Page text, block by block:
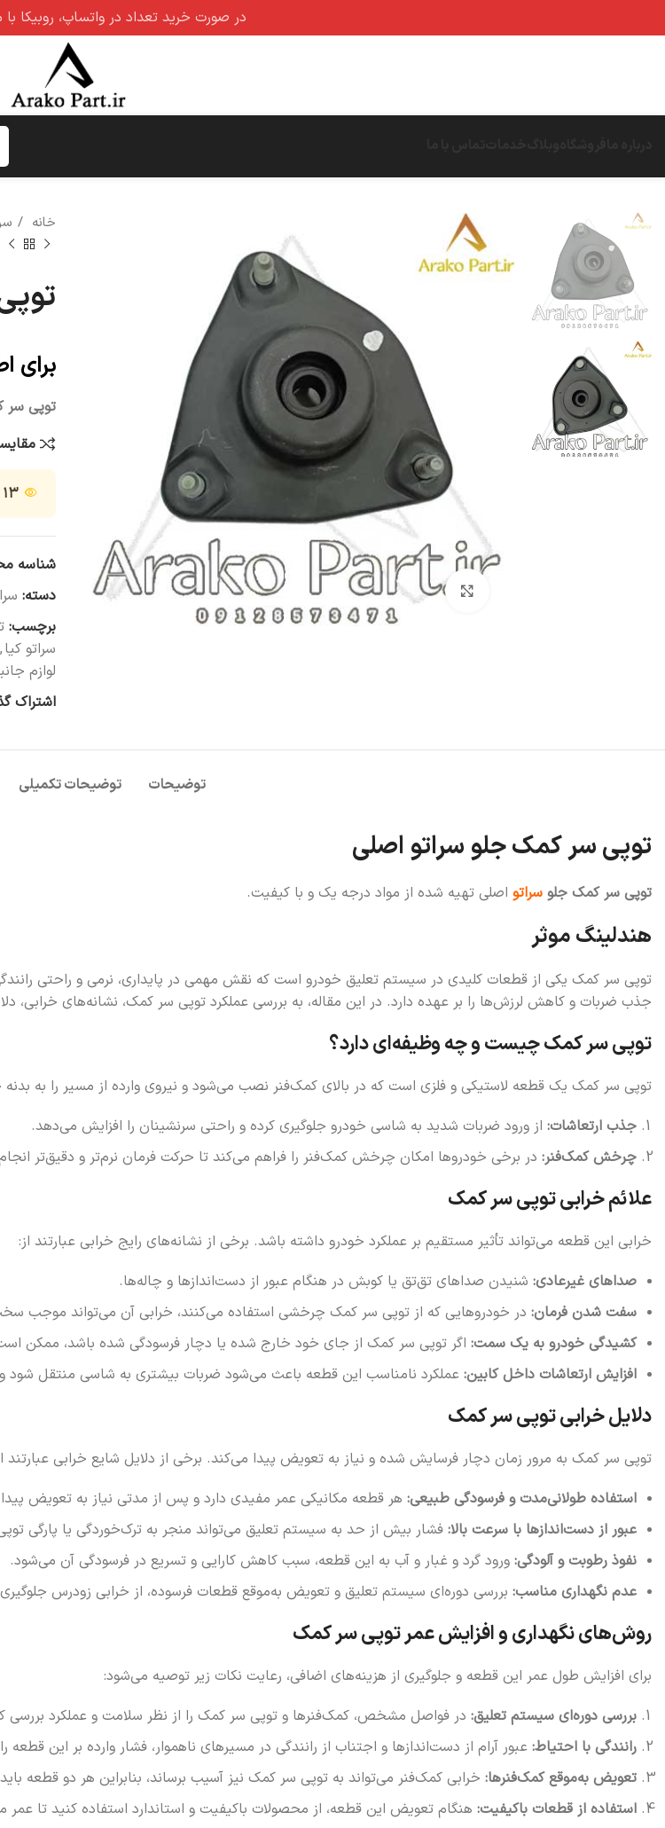
برای بزرگنمایی کلیک کنید
خانه
برای
توپی سر
۱۳
شناسه
دسته:
برچسب:
سراتو کیا,
لوازم
اشتراک
توضیحات توضیحات تکمیلی
توپی سر کمک جلو سراتو اصلی
توپی سر کمک جلو سراتو اصلی تهیه شده از مواد درجه یک و با کیفیت.
هندلینگ موثر
توپی سر کمک یکی از قطعات کلیدی در سیستم تعلیق خودرو است که نقش مهمی در پایداری، نرمی و راحتی
جذب ضربات و کاهش لرزش‌ها را بر عهده دارد. در این مقاله، به بررسی عملکرد توپی سر کمک، نشانه‌های
توپی سر کمک چیست و چه وظیفه‌ای دارد؟
توپی سر کمک یک قطعه لاستیکی و فلزی است که در بالای کمک‌فنر نصب می‌شود و نیروی وارده از مسیر را به
جذب ارتعاشات: از ورود ضربات شدید به شاسی خودرو جلوگیری کرده و راحتی سرنشینان را افزایش می‌دهد.
چرخش کمک‌فنر: در برخی خودروها امکان چرخش کمک‌فنر را فراهم می‌کند تا حرکت فرمان نرم‌تر و دقیق‌تر
علائم خرابی توپی سر کمک
خرابی این قطعه می‌تواند تأثیر مستقیم بر عملکرد خودرو داشته باشد. برخی از نشانه‌های رایج خرابی عبارتند از:
صداهای غیرعادی: شنیدن صداهای تق‌تق یا کوبش در هنگام عبور از دست‌اندازها و چاله‌ها.
سفت شدن فرمان: در خودروهایی که از توپی سر کمک چرخشی استفاده می‌کنند، خرابی آن می‌تواند
کشیدگی خودرو به یک سمت: اگر توپی سر کمک از جای خود خارج شده یا دچار فرسودگی شده باشد، ممکن
افزایش ارتعاشات داخل کابین: عملکرد نامناسب این قطعه باعث می‌شود ضربات بیشتری به شاسی منتقل شود
دلایل خرابی توپی سر کمک
توپی سر کمک به مرور زمان دچار فرسایش شده و نیاز به تعویض پیدا می‌کند. برخی از دلایل شایع خرابی عبارتند
استفاده طولانی‌مدت و فرسودگی طبیعی: هر قطعه مکانیکی عمر مفیدی دارد و پس از مدتی نیاز به تعویض
عبور از دست‌اندازها با سرعت بالا: فشار بیش از حد به سیستم تعلیق می‌تواند منجر به ترک‌خوردگی یا پارگی
نفوذ رطوبت و آلودگی: ورود گرد و غبار و آب به این قطعه، سبب کاهش کارایی و تسریع در فرسودگی آن می‌شود.
عدم نگهداری مناسب: بررسی دوره‌ای سیستم تعلیق و تعویض به‌موقع قطعات فرسوده، از خرابی زودرس
روش‌های نگهداری و افزایش عمر توپی سر کمک
برای افزایش طول عمر این قطعه و جلوگیری از هزینه‌های اضافی، رعایت نکات زیر توصیه می‌شود:
بررسی دوره‌ای سیستم تعلیق: در فواصل مشخص، کمک‌فنرها و توپی سر کمک را از نظر سلامت و عملکرد بررسی
رانندگی با احتیاط: عبور آرام از دست‌اندازها و اجتناب از رانندگی در مسیرهای ناهموار، فشار وارده بر این
تعویض به‌موقع کمک‌فنرها: خرابی کمک‌فنر می‌تواند به توپی سر کمک نیز آسیب برساند، بنابراین هر دو قطعه
استفاده از قطعات باکیفیت: هنگام تعویض این قطعه، از محصولات باکیفیت و استاندارد استفاده کنید تا عمر
در صورت خرید تعداد در واتساپ، روبیکا با